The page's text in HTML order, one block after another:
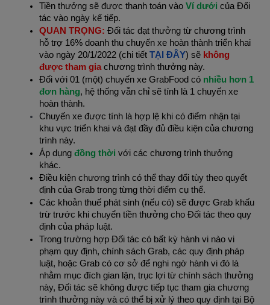
Tiền thưởng sẽ được thanh toán vào Ví dưới của Đối
tác vào ngày kế tiếp.
QUAN TRỌNG: Đối tác đạt thưởng từ chương trình
hỗ trợ 16% doanh thu chuyến xe hoàn thành triển khai
vào ngày 20/1/2022 (chi tiết TẠI ĐÂY) sẽ không
được tham gia chương trình thưởng này.
Đối với 01 (một) chuyến xe GrabFood có nhiều hơn 1
đơn hàng, hệ thống vẫn chỉ sẽ tính là 1 chuyến xe
hoàn thành.
Chuyến xe được tính là hợp lệ khi có điểm nhận tại
khu vực triển khai và đạt đầy đủ điều kiện của chương
trình này.
Áp dụng đồng thời với các chương trình thưởng
khác.
Điều kiện chương trình có thể thay đổi tùy theo quyết
định của Grab trong từng thời điểm cụ thể.
Các khoản thuế phát sinh (nếu có) sẽ được Grab khấu
trừ trước khi chuyển tiền thưởng cho Đối tác theo quy
định của pháp luật.
Trong trường hợp Đối tác có bất kỳ hành vi nào vi
phạm quy định, chính sách Grab, các quy định pháp
luật, hoặc Grab có cơ sở để nghi ngờ hành vi đó là
nhằm mục đích gian lận, trục lợi từ chính sách thưởng
này, Đối tác sẽ không được tiếp tục tham gia chương
trình thưởng này và có thể bị xử lý theo quy định tại Bộ